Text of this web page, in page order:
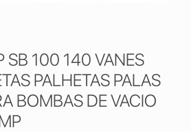
SB 100 140 VANES
PALHETAS PALAS
BOMBAS DE VACIO